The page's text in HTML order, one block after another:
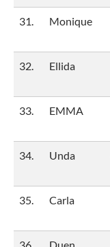
31. Monique
32. Ellida
33. EMMA
34. Unda
35. Carla